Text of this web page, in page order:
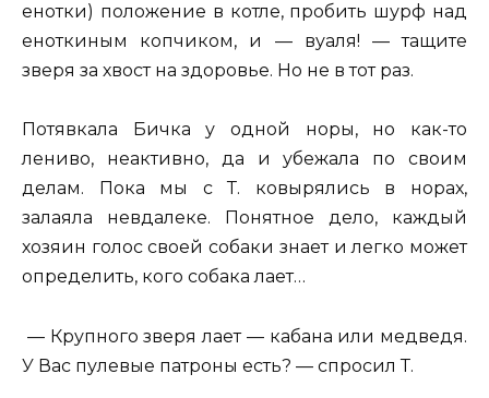
енотки) положение в котле, пробить шурф над
еноткиным копчиком, и — вуаля! — тащите
зверя за хвост на здоровье. Но не в тот раз.
Потявкала Бичка у одной норы, но как-то
лениво, неактивно, да и убежала по своим
делам. Пока мы с Т. ковырялись в норах,
залаяла невдалеке. Понятное дело, каждый
хозяин голос своей собаки знает и легко может
определить, кого собака лает…
— Крупного зверя лает — кабана или медведя.
У Вас пулевые патроны есть? — спросил Т.